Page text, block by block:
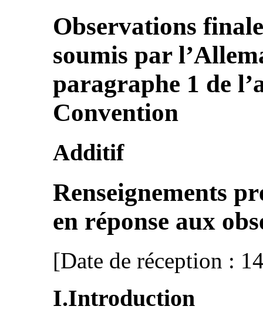
Observations
soumis par
paragraphe 1 de
Convention
Additif
Renseignements
en réponse aux
[Date de réception :
I.Introduction